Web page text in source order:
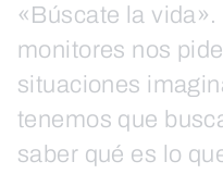
«Búscate la
monitores nos
situaciones
tenemos que
saber qué es lo